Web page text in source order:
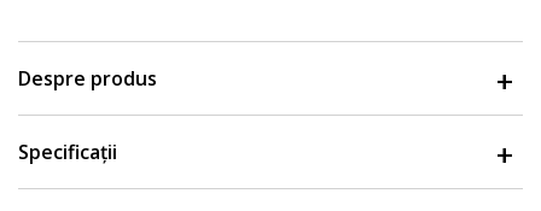
Despre produs
Specificații